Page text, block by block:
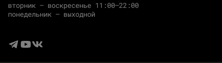
вторник — воскресенье 11:00–22:00
понедельник — выходной